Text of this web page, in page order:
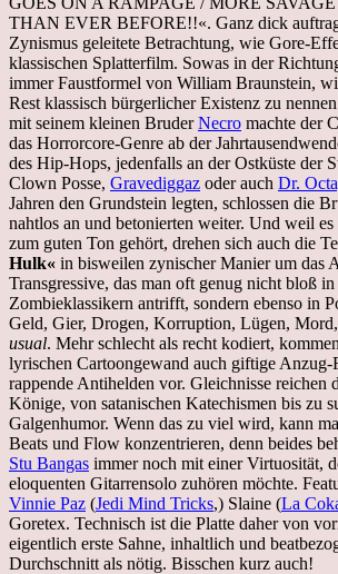
THAN EVER BEFORE!!«. Ganz dick
Zynismus geleitete Betrachtung, wie Gore-
klassischen Splatterfilm. Sowas in der
immer Faustformel von William Braunstein,
Rest klassisch bürgerlicher Existenz zu
mit seinem kleinen BruderNecro machte der
das Horrorcore-Genre ab der
des Hip-Hops, jedenfalls an der Ostküste der
Clown Posse, Gravediggaz oder auch Dr.
Jahren den Grundstein legten, schlossen die
nahtlos an und betonierten weiter. Und weil
zum guten Ton gehört, drehen sich auch die
Hulk« in bisweilen zynischer Manier um das
Transgressive, das man oft genug nicht bloß
Zombieklassikern antrifft, sondern ebenso in
Geld, Gier, Drogen, Korruption, Lügen,
usual. Mehr schlecht als recht kodiert,
lyrischen Cartoongewand auch giftige Anzug-
rappende Antihelden vor. Gleichnisse reichen
Könige, von satanischen Katechismen bis zu
Galgenhumor. Wenn das zu viel wird, kann
Beats und Flow konzentrieren, denn beides
Stu Bangas immer noch mit einer Virtuosität,
eloquenten Gitarrensolo zuhören möchte.
Vinnie Paz (Jedi Mind Tricks,) Slaine (La
Goretex. Technisch ist die Platte daher von
eigentlich erste Sahne, inhaltlich und
Durchschnitt als nötig. Bisschen kurz auch!